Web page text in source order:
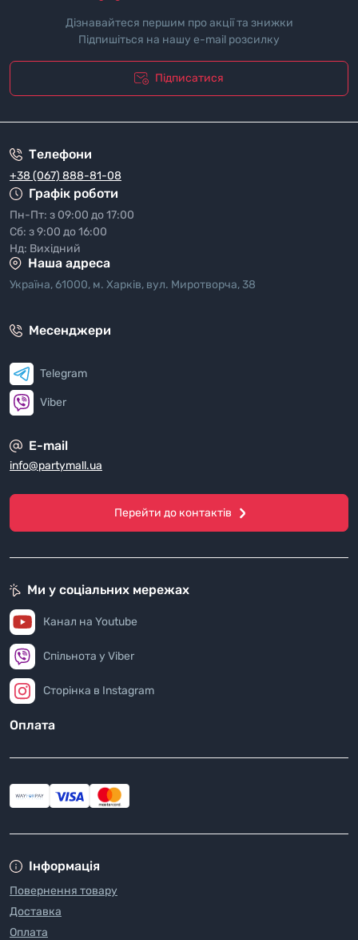
Дізнавайтеся першим про акції та знижки
Підпишіться на нашу e-mail розсилку
Підписатися
Телефони
+38 (067) 888-81-08
Графік роботи
Пн-Пт: з 09:00 до 17:00
Сб: з 9:00 до 16:00
Нд: Вихідний
Наша адреса
Україна, 61000, м. Харків, вул. Миротворча, 38
Месенджери
Telegram
Viber
E-mail
info@partymall.ua
Перейти до контактів
Інформація
Повернення товару
Доставка
Оплата
Ми у соціальних мережах
Канал на Youtube
Спільнота у Viber
Сторінка в Instagram
Оплата